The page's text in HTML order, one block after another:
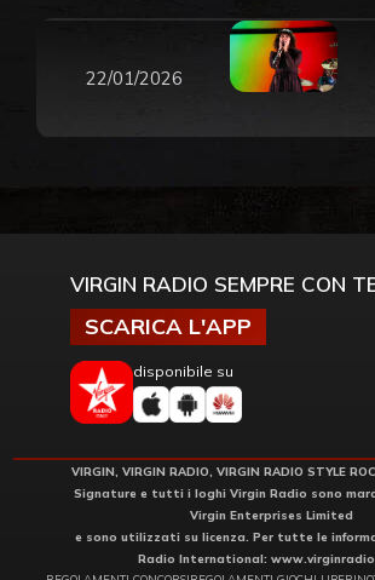
22/01/2026
VIRGIN RADIO SEMPRE CON
SCARICA L'APP
disponibile su
VIRGIN, VIRGIN RADIO, VIRGIN RADIO STYLE
Signature e tutti i loghi Virgin Radio sono
Virgin Enterprises Limited
e sono utilizzati su licenza. Per tutte le
Radio International: